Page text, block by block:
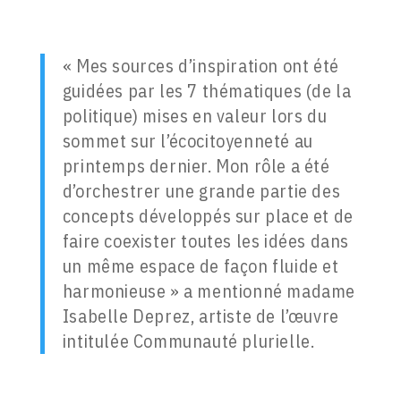
« Mes sources d’inspiration ont été
guidées par les 7 thématiques (de la
politique) mises en valeur lors du
sommet sur l’écocitoyenneté au
printemps dernier. Mon rôle a été
d’orchestrer une grande partie des
concepts développés sur place et de
faire coexister toutes les idées dans
un même espace de façon fluide et
harmonieuse » a mentionné madame
Isabelle Deprez, artiste de l’œuvre
intitulée Communauté plurielle.